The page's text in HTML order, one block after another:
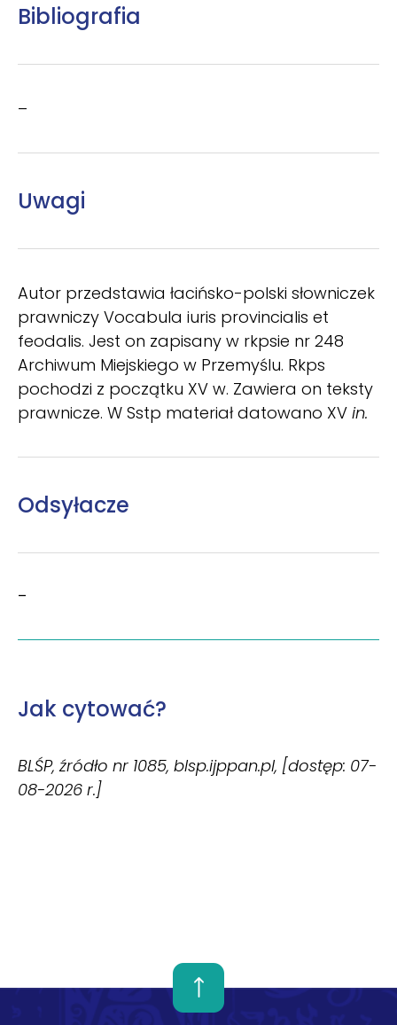
Bibliografia
–
Uwagi
Autor przedstawia łacińsko-polski słowniczek
prawniczy Vocabula iuris provincialis et
feodalis. Jest on zapisany w rkpsie nr 248
Archiwum Miejskiego w Przemyślu. Rkps
pochodzi z początku XV w. Zawiera on teksty
prawnicze. W Sstp materiał datowano XV in.
Odsyłacze
–
Jak cytować?
BLŚP, źródło nr 1085, blsp.ijppan.pl, [dostęp: 07-
08-2026 r.]